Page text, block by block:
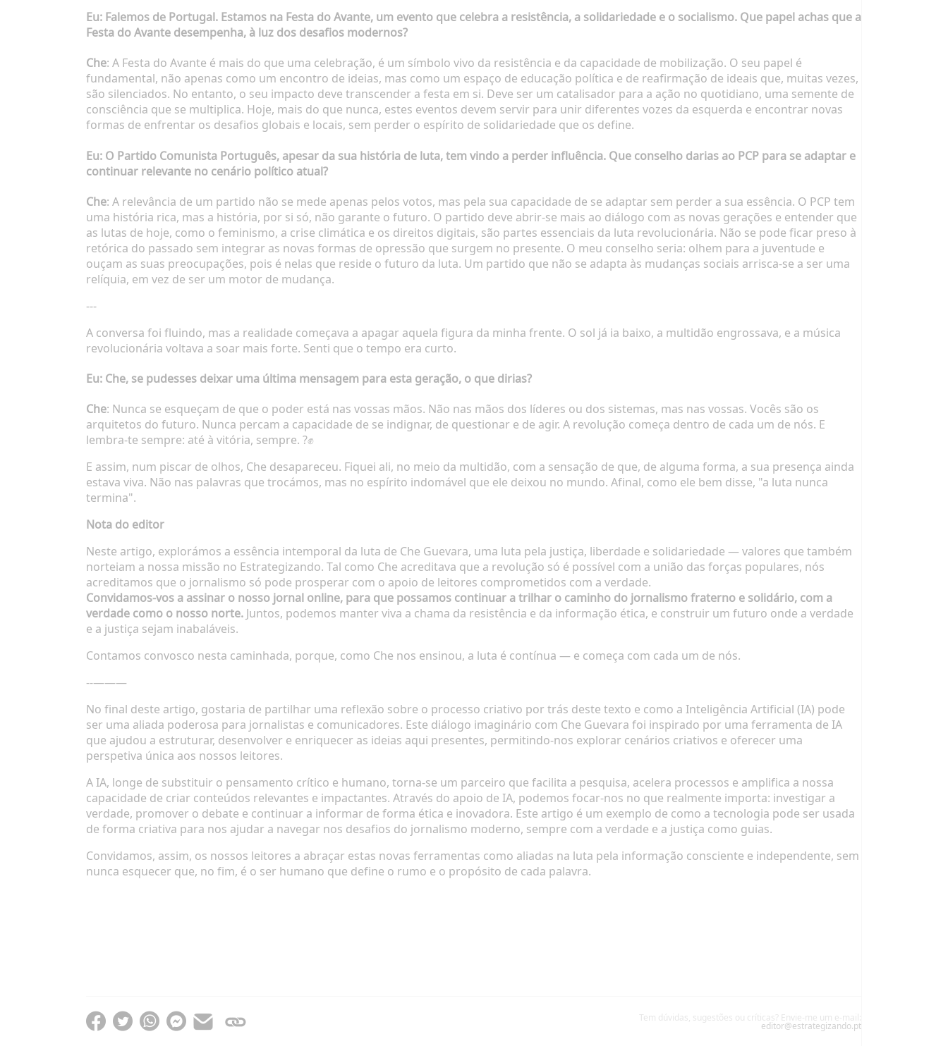
Eu: Falemos de Portugal. Estamos na Festa do Avante, um evento que celebra a resistência, a solidariedade e o socialismo. Que papel achas que a
Festa do Avante desempenha, à luz dos desafios modernos?
Che: A Festa do Avante é mais do que uma celebração, é um símbolo vivo da resistência e da capacidade de mobilização. O seu papel é
fundamental, não apenas como um encontro de ideias, mas como um espaço de educação política e de reafirmação de ideais que, muitas vezes,
são silenciados. No entanto, o seu impacto deve transcender a festa em si. Deve ser um catalisador para a ação no quotidiano, uma semente de
consciência que se multiplica. Hoje, mais do que nunca, estes eventos devem servir para unir diferentes vozes da esquerda e encontrar novas
formas de enfrentar os desafios globais e locais, sem perder o espírito de solidariedade que os define.
Eu: O Partido Comunista Português, apesar da sua história de luta, tem vindo a perder influência. Que conselho darias ao PCP para se adaptar e
continuar relevante no cenário político atual?
Che: A relevância de um partido não se mede apenas pelos votos, mas pela sua capacidade de se adaptar sem perder a sua essência. O PCP tem
uma história rica, mas a história, por si só, não garante o futuro. O partido deve abrir-se mais ao diálogo com as novas gerações e entender que
as lutas de hoje, como o feminismo, a crise climática e os direitos digitais, são partes essenciais da luta revolucionária. Não se pode ficar preso à
retórica do passado sem integrar as novas formas de opressão que surgem no presente. O meu conselho seria: olhem para a juventude e
ouçam as suas preocupações, pois é nelas que reside o futuro da luta. Um partido que não se adapta às mudanças sociais arrisca-se a ser uma
relíquia, em vez de ser um motor de mudança.
---
A conversa foi fluindo, mas a realidade começava a apagar aquela figura da minha frente. O sol já ia baixo, a multidão engrossava, e a música
revolucionária voltava a soar mais forte. Senti que o tempo era curto.
Eu: Che, se pudesses deixar uma última mensagem para esta geração, o que dirias?
Che: Nunca se esqueçam de que o poder está nas vossas mãos. Não nas mãos dos líderes ou dos sistemas, mas nas vossas. Vocês são os
arquitetos do futuro. Nunca percam a capacidade de se indignar, de questionar e de agir. A revolução começa dentro de cada um de nós. E
lembra-te sempre: até à vitória, sempre. ?✊
E assim, num piscar de olhos, Che desapareceu. Fiquei ali, no meio da multidão, com a sensação de que, de alguma forma, a sua presença ainda
estava viva. Não nas palavras que trocámos, mas no espírito indomável que ele deixou no mundo. Afinal, como ele bem disse, "a luta nunca
termina".
Nota do editor
Neste artigo, explorámos a essência intemporal da luta de Che Guevara, uma luta pela justiça, liberdade e solidariedade — valores que também
norteiam a nossa missão no Estrategizando. Tal como Che acreditava que a revolução só é possível com a união das forças populares, nós
acreditamos que o jornalismo só pode prosperar com o apoio de leitores comprometidos com a verdade.
Convidamos-vos a assinar o nosso jornal online, para que possamos continuar a trilhar o caminho do jornalismo fraterno e solidário, com a
verdade como o nosso norte.Juntos, podemos manter viva a chama da resistência e da informação ética, e construir um futuro onde a verdade
e a justiça sejam inabaláveis.
Contamos convosco nesta caminhada, porque, como Che nos ensinou, a luta é contínua — e começa com cada um de nós.
--———
No final deste artigo, gostaria de partilhar uma reflexão sobre o processo criativo por trás deste texto e como a Inteligência Artificial (IA) pode
ser uma aliada poderosa para jornalistas e comunicadores. Este diálogo imaginário com Che Guevara foi inspirado por uma ferramenta de IA
que ajudou a estruturar, desenvolver e enriquecer as ideias aqui presentes, permitindo-nos explorar cenários criativos e oferecer uma
perspetiva única aos nossos leitores.
A IA, longe de substituir o pensamento crítico e humano, torna-se um parceiro que facilita a pesquisa, acelera processos e amplifica a nossa
capacidade de criar conteúdos relevantes e impactantes. Através do apoio de IA, podemos focar-nos no que realmente importa: investigar a
verdade, promover o debate e continuar a informar de forma ética e inovadora. Este artigo é um exemplo de como a tecnologia pode ser usada
de forma criativa para nos ajudar a navegar nos desafios do jornalismo moderno, sempre com a verdade e a justiça como guias.
Convidamos, assim, os nossos leitores a abraçar estas novas ferramentas como aliadas na luta pela informação consciente e independente, sem
nunca esquecer que, no fim, é o ser humano que define o rumo e o propósito de cada palavra.
Tem dúvidas, sugestões ou críticas? Envie-me um e-mail:
editor@estrategizando.pt